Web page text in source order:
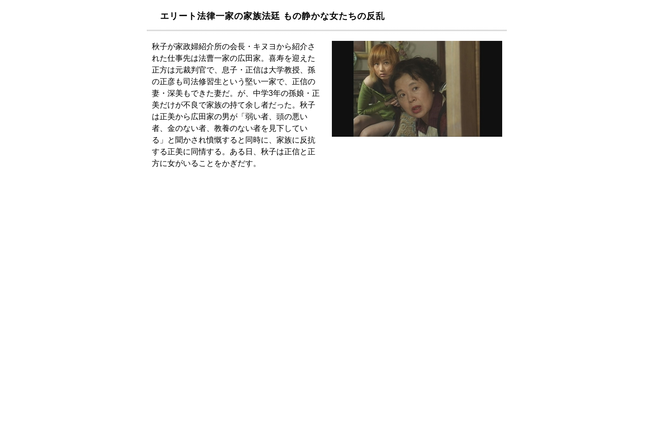
エリート法律一家の家族法廷 もの静かな女たちの反乱
秋子が家政婦紹介所の会長・キヌヨから紹介さ
れた仕事先は法曹一家の広田家。喜寿を迎えた
正方は元裁判官で、息子・正信は大学教授、孫
の正彦も司法修習生という堅い一家で、正信の
妻・深美もできた妻だ。が、中学3年の孫娘・正
美だけが不良で家族の持て余し者だった。秋子
は正美から広田家の男が「弱い者、頭の悪い
者、金のない者、教養のない者を見下してい
る」と聞かされ憤慨すると同時に、家族に反抗
する正美に同情する。ある日、秋子は正信と正
方に女がいることをかぎだす。